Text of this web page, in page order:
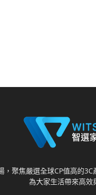
聚焦嚴選全球CP值高的
為大家生活帶來高效